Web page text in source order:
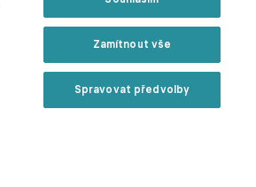
Zamítnout vše
Spravovat předvolby